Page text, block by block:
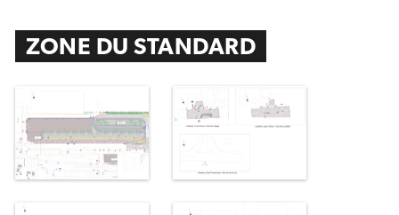
ZONE DU STANDARD